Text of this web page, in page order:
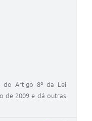
do Artigo 8º da Lei
de 2009 e dá outras